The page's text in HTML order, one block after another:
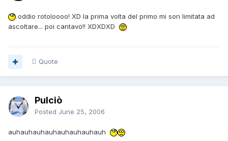
oddio rotoloooo! XD la prima volta del primo mi son limitata ad
ascoltare... poi cantavo!! XDXDXD
Quote
Pulciò
Posted June 25, 2006
auhauhauhauhauhauhauhauh